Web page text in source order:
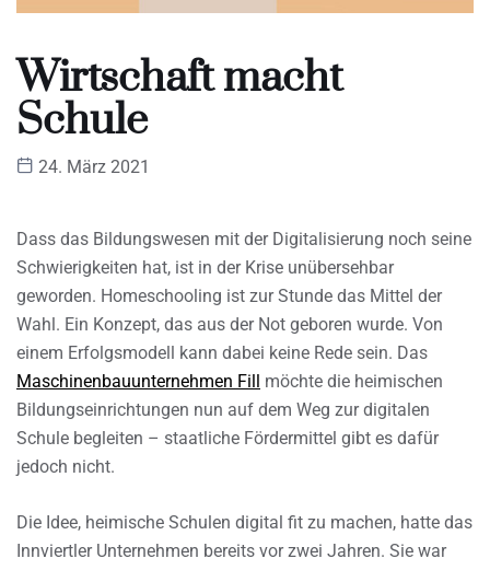
Wirtschaft macht
Schule
24. März 2021
Dass das Bildungswesen mit der Digitalisierung noch seine
Schwierigkeiten hat, ist in der Krise unübersehbar
geworden. Homeschooling ist zur Stunde das Mittel der
Wahl. Ein Konzept, das aus der Not geboren wurde. Von
einem Erfolgsmodell kann dabei keine Rede sein. Das
Maschinenbauunternehmen Fill möchte die heimischen
Bildungseinrichtungen nun auf dem Weg zur digitalen
Schule begleiten – staatliche Fördermittel gibt es dafür
jedoch nicht.
Die Idee, heimische Schulen digital fit zu machen, hatte das
Innviertler Unternehmen bereits vor zwei Jahren. Sie war